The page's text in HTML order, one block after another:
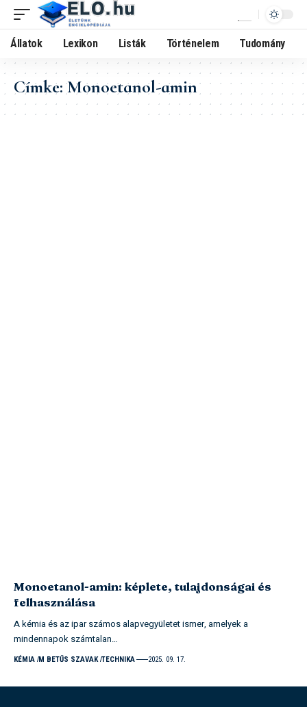
Állatok Lexikon Listák Történelem Tudomány
Címke:Monoetanol-amin
Monoetanol-amin: képlete, tulajdonságai és
felhasználása
A kémia és az ipar számos alapvegyületet ismer, amelyek a
mindennapok számtalan…
KÉMIA M BETŰS SZAVAK TECHNIKA 2025. 09. 17.